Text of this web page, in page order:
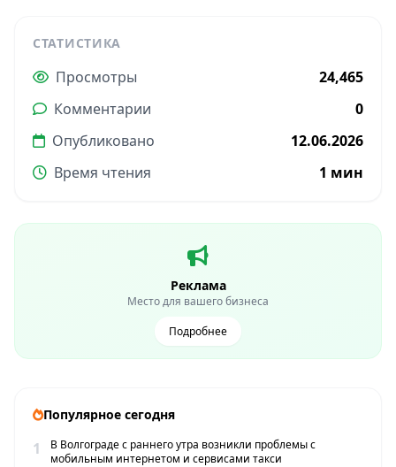
СТАТИСТИКА
Просмотры
24,465
Комментарии
0
Опубликовано
12.06.2026
Время чтения
1 мин
Реклама
Место для вашего бизнеса
Подробнее
Популярное сегодня
1
В Волгограде с раннего утра возникли проблемы с
мобильным интернетом и сервисами такси